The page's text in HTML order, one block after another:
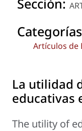
Categorías
Artículos de
La utilidad
educativas
The utility of